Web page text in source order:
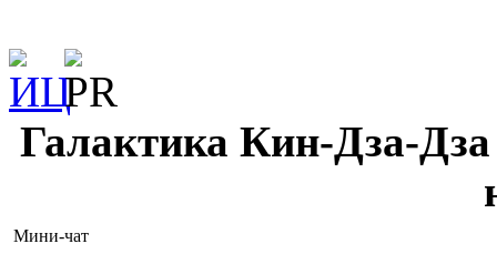
Галактика Кин-Дза-Дза
Мини-чат